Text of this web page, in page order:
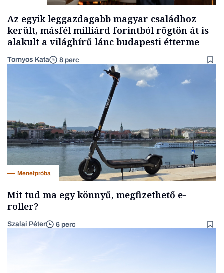
Az egyik leggazdagabb magyar családhoz
került, másfél milliárd forintból rögtön át is
alakult a világhírű lánc budapesti étterme
Tornyos Kata 8 perc
Menetpróba
Mit tud ma egy könnyű, megfizethető e-
roller?
Szalai Péter 6 perc